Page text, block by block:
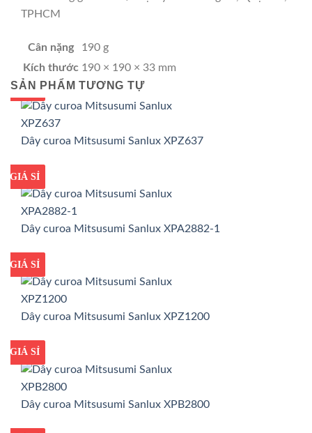
TPHCM
Cân nặng
190 g
Kích thước 190 × 190 × 33 mm
SẢN PHẨM TƯƠNG TỰ
GIÁ TỐT
GIÁ SỈ
Dây curoa Mitsusumi Sanlux XPZ637
GIÁ TỐT
GIÁ SỈ
Dây curoa Mitsusumi Sanlux XPA2882-1
GIÁ TỐT
GIÁ SỈ
Dây curoa Mitsusumi Sanlux XPZ1200
GIÁ TỐT
GIÁ SỈ
Dây curoa Mitsusumi Sanlux XPB2800